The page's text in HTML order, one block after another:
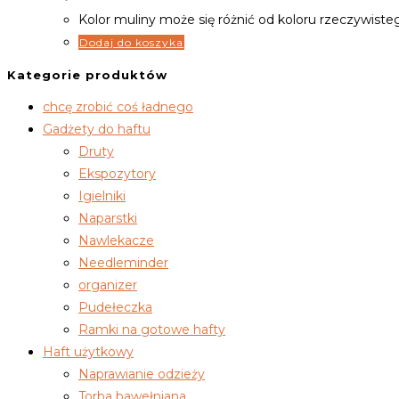
Kolor muliny może się różnić od koloru
Dodaj do koszyka
Kategorie produktów
chcę zrobić coś ładnego
Gadżety do haftu
Druty
Ekspozytory
Igielniki
Naparstki
Nawlekacze
Needleminder
organizer
Pudełeczka
Ramki na gotowe hafty
Haft użytkowy
Naprawianie odzieży